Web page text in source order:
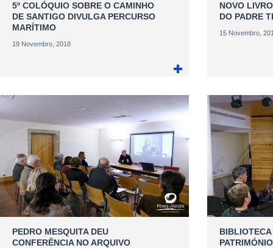
5º COLÓQUIO SOBRE O CAMINHO
DE SANTIGO DIVULGA PERCURSO
MARÍTIMO
19 Novembro, 2018
NOVO
DO PADRE
15 Novembro,
PEDRO MESQUITA DEU
CONFERÊNCIA NO ARQUIVO